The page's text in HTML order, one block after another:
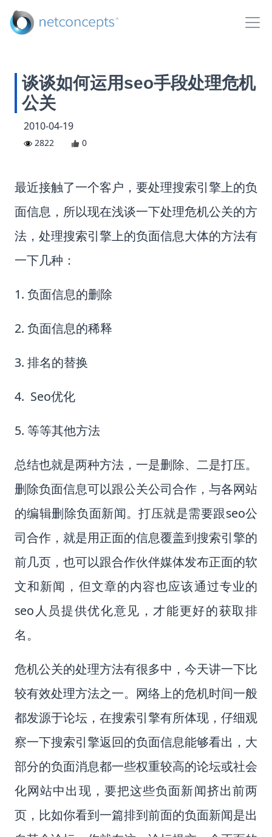
谈谈如何运用seo手段处理危机
公关
2010-04-19
2822 0
最近接触了一个客户，要处理搜索引擎上的负
面信息，所以现在浅谈一下处理危机公关的方
法，处理搜索引擎上的负面信息大体的方法有
一下几种：
1. 负面信息的删除
2. 负面信息的稀释
3. 排名的替换
4. Seo优化
5. 等等其他方法
总结也就是两种方法，一是删除、二是打压。
删除负面信息可以跟公关公司合作，与各网站
的编辑删除负面新闻。打压就是需要跟seo公
司合作，就是用正面的信息覆盖到搜索引擎的
前几页，也可以跟合作伙伴媒体发布正面的软
文和新闻，但文章的内容也应该通过专业的
seo人员提供优化意见，才能更好的获取排
名。
危机公关的处理方法有很多中，今天讲一下比
较有效处理方法之一。网络上的危机时间一般
都发源于论坛，在搜索引擎有所体现，仔细观
察一下搜索引擎返回的负面信息能够看出，大
部分的负面消息都一些权重较高的论坛或社会
化网站中出现，要把这些负面新闻挤出前两
页，比如你看到一篇排到前面的负面新闻是出